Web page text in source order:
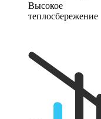
Высокое
теплосбережение